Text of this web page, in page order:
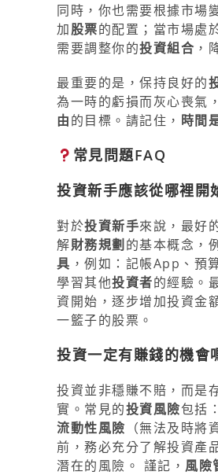
同時，你也需要根據市場
加股票的配置；當市場處
需要調整你的投資組合 ，
最重要的是，保持良好的
為一時的虧損而灰心喪氣
由的目標。請記住， 時間
常見問題FAQ
投資新手應該從哪裡開
對於投資新手來說，最好
解財務規劃 的基本概念，
具 ，例如：記帳App、預
學習其他投資者的經驗。
資開始，逐步增加投資金
一籃子的股票。
投資一定有賺錢的機會
投資並非穩賺不賠，而是
實。常見的投資風險包括：
流動性風險 （無法及時將
前，務必充分了解投資產
潛在的風險。 謹記， 風險